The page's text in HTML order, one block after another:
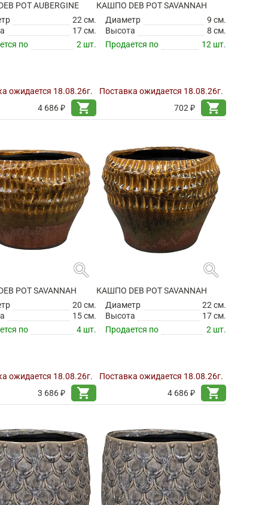
POT AUBERGINE
22 см.
17 см.
по
2 шт.
ожидается 18.08.26г.
4 686 ₽
shopping_cart
КАШПО DEB POT SAVANNAH
Диаметр
9 см.
Высота
8 см.
Продается по
12 шт.
Поставка ожидается 18.08.26г.
702 ₽
shopping_cart
search
POT SAVANNAH
20 см.
15 см.
по
4 шт.
ожидается 18.08.26г.
3 686 ₽
shopping_cart
search
КАШПО DEB POT SAVANNAH
Диаметр
22 см.
Высота
17 см.
Продается по
2 шт.
Поставка ожидается 18.08.26г.
4 686 ₽
shopping_cart